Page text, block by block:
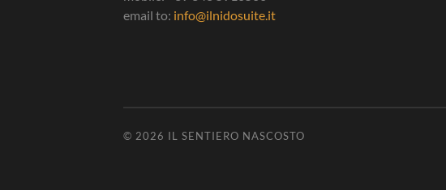
email to: info@ilnidosuite.it
© 2026 IL SENTIERO NASCOSTO